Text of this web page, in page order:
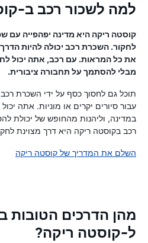
למה לשכור רכב ב-
קוסטה ריקה היא מדינה יפהפייה
לחקור. השכרת רכב יכולה להיות הדרך
את כל המראות. עם רכב, אתה יכול
מבלי להסתמך על תחבורה ציבורית.
תוכל גם לחסוך כסף על ידי השכרת
עבור סיורים יקרים או מוניות. אתה
במדינה, וליהנות מהחופש של יכולת
רכב בקוסטה ריקה היא דרך מצוינת
השלם את המדריך של קוסטה ריקה
מהן הדרכים הטובות
ל-קוסטה ריקה?